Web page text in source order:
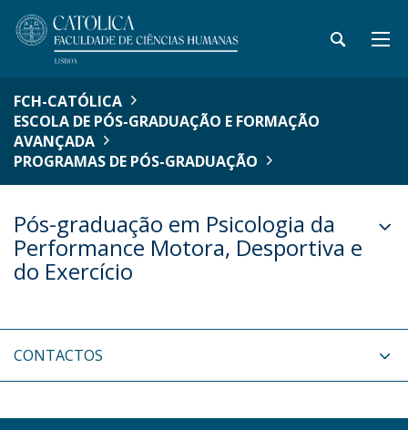
FCH-CATÓLICA
ESCOLA DE PÓS-GRADUAÇÃO E FORMAÇÃO
AVANÇADA
PROGRAMAS DE PÓS-GRADUAÇÃO
Pós-graduação em Psicologia da
Performance Motora, Desportiva e
do Exercício
CONTACTOS